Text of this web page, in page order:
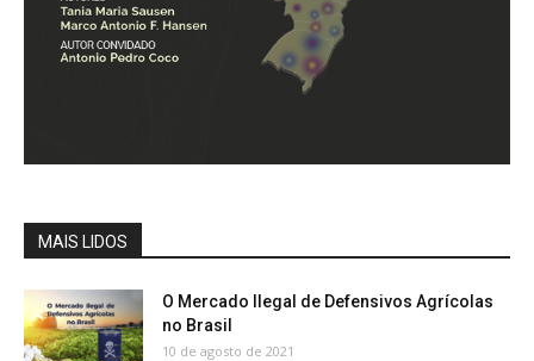
MAIS LIDOS
O Mercado Ilegal de Defensivos Agrícolas
no Brasil
10 de agosto de 2021